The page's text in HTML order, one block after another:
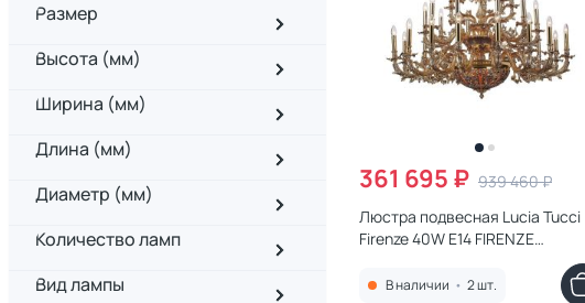
Размер
Высота (мм)
Ширина (мм)
Длина (мм)
Диаметр (мм)
Количество ламп
Вид лампы
361 695 ₽ 939 460 ₽
Люстра подвесная Lucia Tucci
Firenze 40W E14 FIRENZE
В наличии • 2 шт.